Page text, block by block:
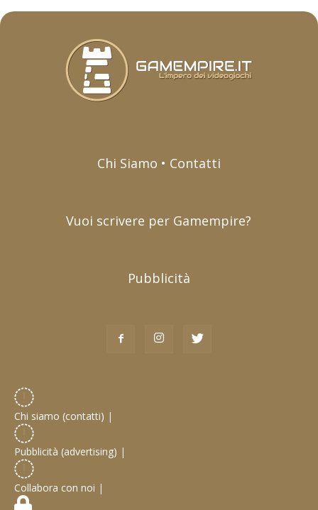
Chi Siamo • Contatti
Vuoi scrivere per Gamempire?
Pubblicità
Chi siamo (contatti) |
Pubblicità (advertising) |
Collabora con noi |